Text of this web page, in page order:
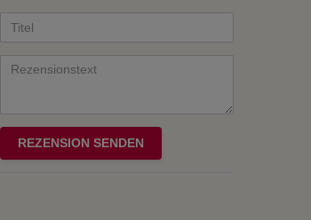
5
5
5
5
Bewertungssternen
5
Bewertungssternen
Anzeigename
(optional)
REZENSION SENDEN